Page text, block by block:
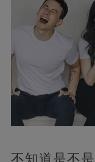
不知道是不